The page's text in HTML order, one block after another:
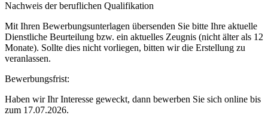
Nachweis der beruflichen Qualifikation
Mit Ihren Bewerbungsunterlagen übersenden Sie bitte Ihre aktuelle
Dienstliche Beurteilung bzw. ein aktuelles Zeugnis (nicht älter als 12
Monate). Sollte dies nicht vorliegen, bitten wir die Erstellung zu
veranlassen.
Bewerbungsfrist:
Haben wir Ihr Interesse geweckt, dann bewerben Sie sich online bis
zum 17.07.2026.